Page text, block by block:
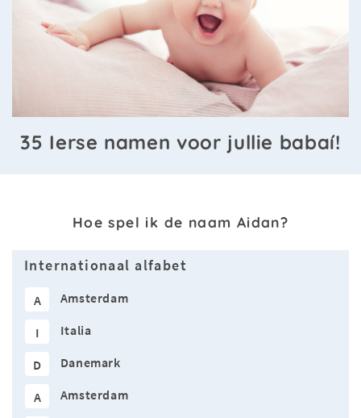
35 Ierse namen voor jullie babaí!
Hoe spel ik de naam Aidan?
Internationaal alfabet
A Amsterdam
I Italia
D Danemark
A Amsterdam